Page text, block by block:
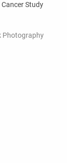
Study
Photography